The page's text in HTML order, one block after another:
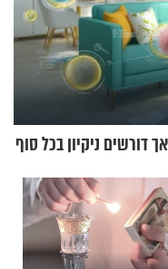
דורשים ניקיון בכל סוף